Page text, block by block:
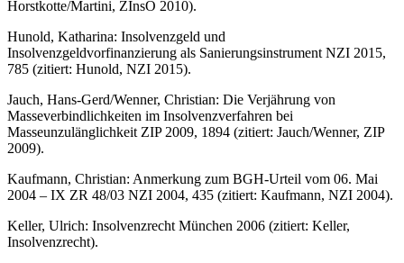
Horstkotte/Martini, ZInsO 2010).
Hunold, Katharina: Insolvenzgeld und
Insolvenzgeldvorfinanzierung als Sanierungsinstrument NZI 2015,
785 (zitiert: Hunold, NZI 2015).
Jauch, Hans-Gerd/Wenner, Christian: Die Verjährung von
Masseverbindlichkeiten im Insolvenzverfahren bei
Masseunzulänglichkeit ZIP 2009, 1894 (zitiert: Jauch/Wenner, ZIP
2009).
Kaufmann, Christian: Anmerkung zum BGH-Urteil vom 06. Mai
2004 – IX ZR 48/03 NZI 2004, 435 (zitiert: Kaufmann, NZI 2004).
Keller, Ulrich: Insolvenzrecht München 2006 (zitiert: Keller,
Insolvenzrecht).